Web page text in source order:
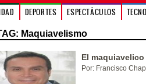
DEPORTES ESPECTÁCULOS
Maquiavelismo
El
Por: Francisco